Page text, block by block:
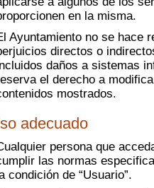
en la misma.
Ayuntamiento no se hace
directos o
daños a sistemas
el derecho a
mostrados.
adecuado
persona que
las normas
condición de “Usuario”.